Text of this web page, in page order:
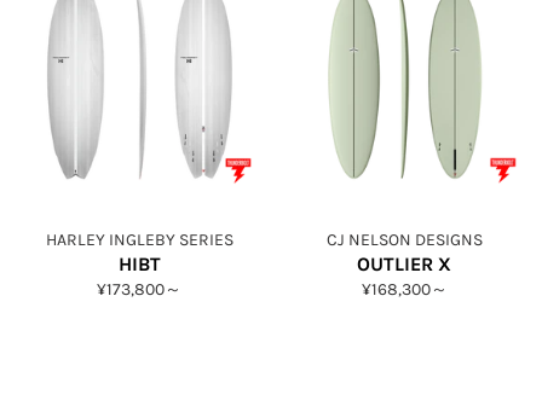
HARLEY INGLEBY SERIES
HIBT
¥173,800～
CJ NELSON DESIGNS
OUTLIER X
¥168,300～